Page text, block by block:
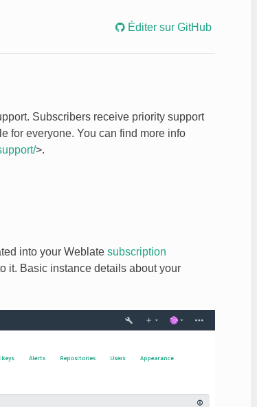
Éditer sur GitHub
Subscribers receive priority support
for everyone. You can find more info
>.
into your Weblate subscription
it. Basic instance details about your